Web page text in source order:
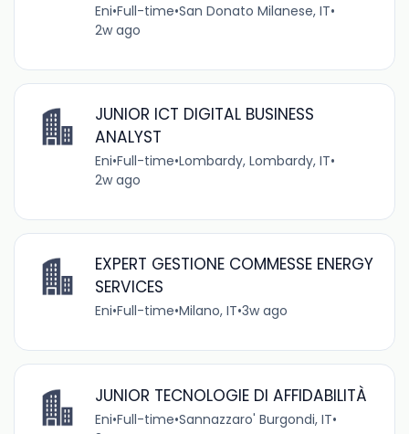
Eni•Full-time•San Donato Milanese, IT•
2w ago
JUNIOR ICT DIGITAL BUSINESS
ANALYST
Eni•Full-time•Lombardy, Lombardy, IT•
2w ago
EXPERT GESTIONE COMMESSE ENERGY
SERVICES
Eni•Full-time•Milano, IT•3w ago
JUNIOR TECNOLOGIE DI AFFIDABILITÀ
Eni•Full-time•Sannazzaro' Burgondi, IT•